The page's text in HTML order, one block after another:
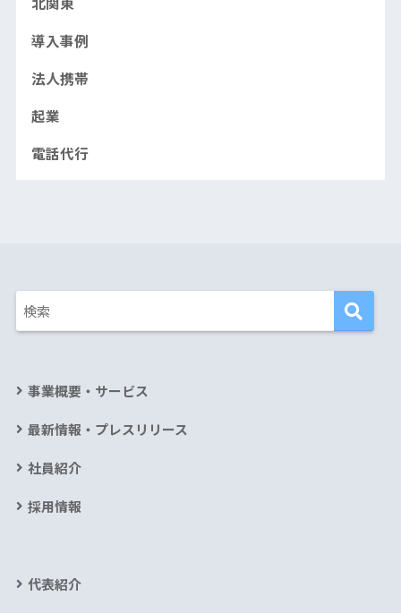
導入事例
法人携帯
起業
電話代行
事業概要・サービス
最新情報・プレスリリース
社員紹介
採用情報
代表紹介